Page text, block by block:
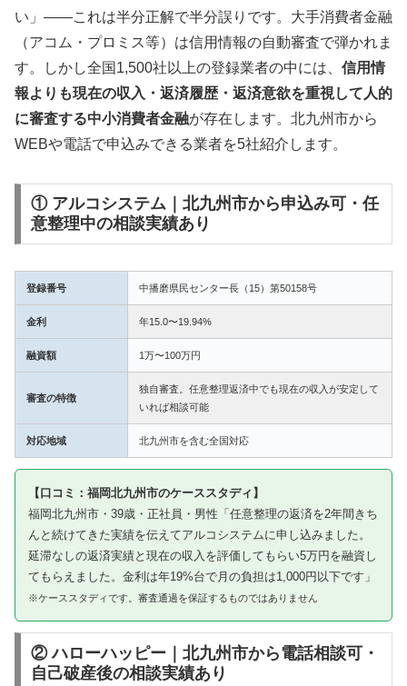
い」——これは半分正解で半分誤りです。大手消費者金融
（アコム・プロミス等）は信用情報の自動審査で弾かれま
す。しかし全国1,500社以上の登録業者の中には、 信用情
報よりも現在の収入・返済履歴・返済意欲を重視して人的
に審査する中小消費者金融が存在します。北九州市から
WEBや電話で申込みできる業者を5社紹介します。
① アルコシステム｜北九州市から申込み可・任
意整理中の相談実績あり
登録番号 中播磨県民センター長（15）第50158号
金利 年15.0〜19.94%
融資額 1万〜100万円
審査の特徴
独自審査。任意整理返済中でも現在の収入が安定して
いれば相談可能
対応地域 北九州市を含む全国対応
【口コミ：福岡北九州市のケーススタディ】
福岡北九州市・39歳・正社員・男性「任意整理の返済を2年間きち
んと続けてきた実績を伝えてアルコシステムに申し込みました。
延滞なしの返済実績と現在の収入を評価してもらい5万円を融資し
てもらえました。金利は年19%台で月の負担は1,000円以下です」
※ケーススタディです。審査通過を保証するものではありません
② ハローハッピー｜北九州市から電話相談可・
自己破産後の相談実績あり